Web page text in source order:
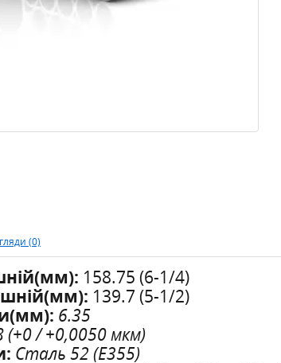
(0)
158.75 (6-1/4)
139.7 (5-1/2)
6.35
(+0 / +0,0050 мкм)
Сталь 52 (E355)